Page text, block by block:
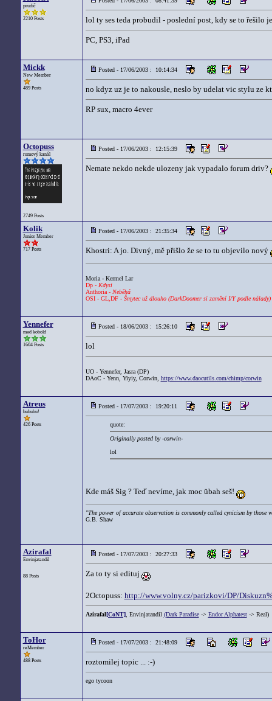
prudič
2210 Posts lol ty ses teda probudil - poslední post, kdy se to řešilo
PC, PS3, iPad
Mickk
New Member
489 Posts
Posted - 17/06/2003 : 10:14:34
no kdyz uz je to nakousle, neslo by udelat vic stylu ze
RP sux, macro 4ever
Octopuss
rumový kanál
2749 Posts
Posted - 17/06/2003 : 12:15:39
Nemate nekdo nekde ulozeny jak vypadalo forum driv?
Kolik
Junior Member
717 Posts
Posted - 17/06/2003 : 21:35:34
Khostri: A jo. Divný, mě přišlo že se to tu objevilo nový
Moria - Kermel Lar
Dp - Kdysi
Anthoria - Neběhá
OSI - GL,DF - Šmytec už dlouho (DarkDoomer si zamění I/Y podle nálady)
Yennefer
mad kobold
1604 Posts
Posted - 18/06/2003 : 15:26:10
lol
UO - Yennefer, Jasra (DP)
DAoC - Yenn, Yiyiy, Corwin, https://www.daocutils.com/chimp/corwin
Atreus
bububu!
426 Posts
Posted - 17/07/2003 : 19:20:11
quote:
Originally posted by -corwin-
lol
Kde máš Sig ? Teď nevíme, jak moc übah seš!
"The power of accurate observation is commonly called cynicism by those
G.B. Shaw
Azirafal
Envinjatandil
88 Posts
Posted - 17/07/2003 : 20:27:33
Za to ty si edituj
2Octopuss: http://www.volny.cz/parizkovi/DP/
Azirafal[CoNT], Envinjatandil (Dark Paradise-> Endor Alphatest-> Real)
ToHor
reMember
488 Posts
Posted - 17/07/2003 : 21:48:09
roztomilej topic ... :-)
ego tycoon